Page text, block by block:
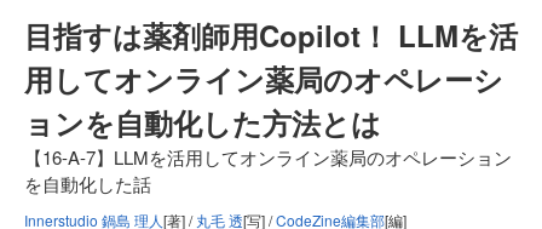
目指すは薬剤師用Copilot！ LLMを活
用してオンライン薬局のオペレーシ
ョンを自動化した方法とは
【16-A-7】LLMを活用してオンライン薬局のオペレーション
を自動化した話
Innerstudio 鍋島 理人[著] /丸毛 透[写] /CodeZine編集部[編]